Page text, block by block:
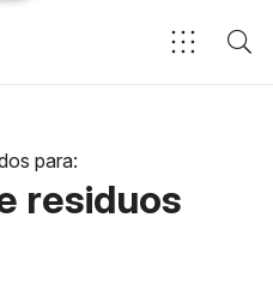
para:
residuos